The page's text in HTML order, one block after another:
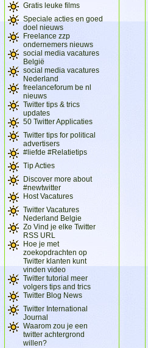
Gratis leuke films
Speciale acties en goed
doel nieuws
Freelance zzp
ondernemers nieuws
social media vacatures
België
social media vacatures
Nederland
freelanceforum be nl
nieuws
Twitter tips & trics
updates
50 Twitter Applicaties
Twitter tips for political
advertisers
#liefde #Relatietips
Tip Acties
Discover more about
#newtwitter
Host Vacatures
Twitter Vacatures
Nederland Belgie
Zo Vind je elke Twitter
RSS URL
Hoe je met
zoekopdrachten op
Twitter klanten kunt
vinden video
Twitter tutorial meer
volgers tips and trics
Twitter Blog News
Twitter International
Journal
Waarom zou je een
twitter achtergrond
willen?